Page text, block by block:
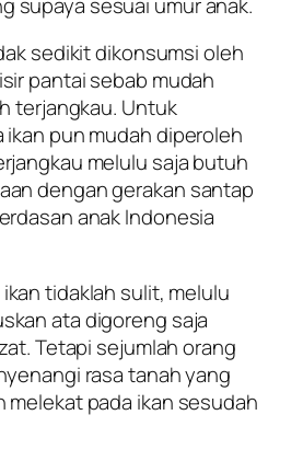
sedikit dikonsumsi oleh
pantai sebab mudah
terjangkau. Untuk
ikan pun mudah diperoleh
melulu saja butuh
dengan gerakan santap
anak Indonesia
tidaklah sulit, melulu
ata digoreng saja
Tetapi sejumlah orang
rasa tanah yang
melekat pada ikan sesudah